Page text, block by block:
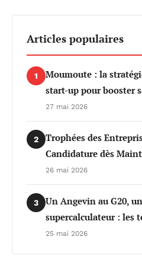
Articles populaires
1
Moumoute : la
start-up pour booster
27 mai 2026
2
Trophées des
Candidature dès
26 mai 2026
3
Un Angevin au G20,
supercalculateur : les
25 mai 2026